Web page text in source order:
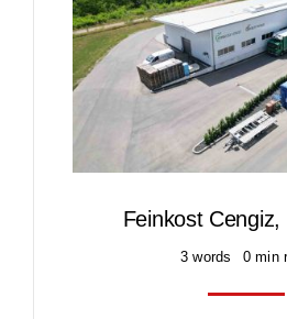
Über uns
Referenzen
Feinkost Cengiz,
3 words 0 min